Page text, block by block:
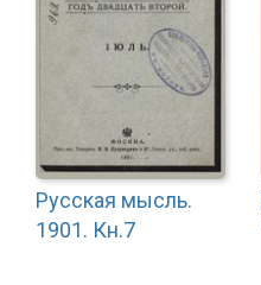
Русская мысль.
1901. Кн.7